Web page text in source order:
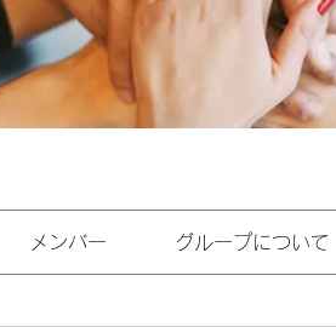
メンバー グループについて